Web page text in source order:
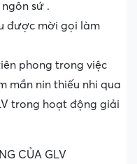
sứ .
được mời gọi làm
phong trong việc
mần nin thiếu nhi qua
trong hoạt động giải
CỦA GLV